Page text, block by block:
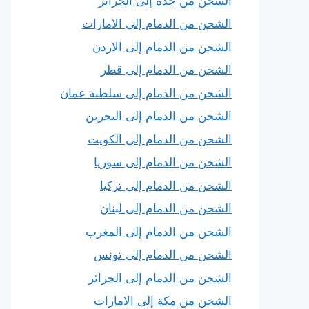
الشحن من الدمام إلى الامارات
الشحن من الدمام إلى الاردن
الشحن من الدمام إلى قطر
الشحن من الدمام إلى سلطنة عمان
الشحن من الدمام إلى البحرين
الشحن من الدمام إلى الكويت
الشحن من الدمام إلى سوريا
الشحن من الدمام إلى تركيا
الشحن من الدمام إلى لبنان
الشحن من الدمام إلى المغرب
الشحن من الدمام إلى تونس
الشحن من الدمام إلى الجزائر
الشحن من مكة إلى الامارات